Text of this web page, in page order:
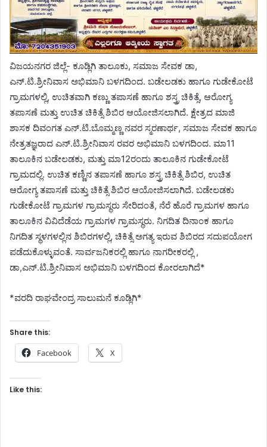
ವಿಜಯನಗರ ಜಿಲ್ಲೆ- ಕೂಡ್ಲಿಗಿ ತಾಲೂಕು, ಸಮಾಜ ಸೇವಕ ಡಾ,
ಎನ್.ಟಿ.ಶ್ರೀನಿವಾಸ ಅಭಿಮಾನಿ ಬಳಗದಿಂದ. ಬಡೇಲಡಕು ಹಾಗೂ ಗುಡೇಕೋಟೆ
ಗ್ರಾಮಗಳಲ್ಲಿ, ಉಚಿತವಾಗಿ ಕಣ್ಣು ತಪಾಸಣೆ ಹಾಗೂ ಶಸ್ತ್ರ ಚಿಕಿತ್ಸೆ, ಆರೋಗ್ಯ
ತಪಾಸಣೆ ಮತ್ತು ಉಚಿತ ಚಿಕಿತ್ಸೆ ಶಿಬಿರ ಆಯೋಜಿಸಲಾಗಿದೆ. ಕ್ಷೇತ್ರದ ಮಾಜಿ
ಶಾಸಕ ದಿವಂಗತ ಎನ್.ಟಿ.ಬೊಮ್ಮಣ್ಣ ನವರ ಸ್ಮರಣಾರ್ಥ, ಸಮಾಜ ಸೇವಕ ಹಾಗೂ
ನೇತ್ರತಜ್ಞರಾದ ಎನ್.ಟಿ.ಶ್ರೀನಿವಾಸ ರವರ ಅಭಿಮಾನಿ ಬಳಗದಿಂದ. ಮಾ11
ತಾಲೂಕಿನ ಬಡೇಲಡಕು, ಮತ್ತು ಮಾ12ರಂದು ತಾಲೂಕಿನ ಗುಡೇಕೋಟೆ
ಗ್ರಾಮದಲ್ಲಿ. ಉಚಿತ ಕಣ್ಣಿನ ತಪಾಸಣೆ ಹಾಗೂ ಶಸ್ತ್ರ ಚಿಕಿತ್ಸೆ ಶಿಬಿರ, ಉಚಿತ
ಆರೋಗ್ಯ ತಪಾಸಣೆ ಮತ್ತು ಚಿಕಿತ್ಸೆ ಶಿಬಿರ ಆಯೋಜಿಸಲಾಗಿದೆ. ಬಡೇಲಡಕು
ಗುಡೇಕೋಟೆ ಗ್ರಾಮಗಳ ಗ್ರಾಮಸ್ಥರು ಸೇರಿದಂತೆ, ನೆರೆ ಹೊರೆ ಗ್ರಾಮಗಳ ಹಾಗೂ
ತಾಲೂಕಿನ ವಿವಿದೆಡೆಯ ಗ್ರಾಮಗಳ ಗ್ರಾಮಸ್ಥರು. ನಿಗದಿತ ದಿನಾಂಕ ಹಾಗೂ
ನಿಗದಿತ ಸ್ಥಳಗಳಲ್ಲಿನ ಶಿಬಿರಗಳಲ್ಲಿ, ಚಿಕಿತ್ಸೆ ಅಗತ್ಯ ಇರುವ ಶಿಬಿರದ ಸದುಪಯೋಗ
ಪಡೆದುಕೊಳ್ಳುವಂತೆ. ಸಾರ್ವಜನಿಕರಲ್ಲಿ ಹಾಗೂ ನಾಗರೀಕರಲ್ಲಿ ,
ಡಾ,ಎನ್.ಟಿ.ಶ್ರೀನಿವಾಸ ಅಭಿಮ‍ಾನಿ ಬಳಗದಿಂದ ಕೋರಲಾಗಿದೆ*
*ವರದಿ ರಾಘವೇಂದ್ರ ಸಾಲುಮನೆ ಕೂಡ್ಲಿಗಿ*
Share this:
Facebook X
Like this: